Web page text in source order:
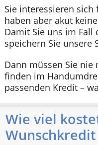
Sie interessieren
haben aber akut
Damit Sie uns im Fall
speichern Sie unsere
Dann müssen Sie nie
finden im
passenden Kredit –
Wie viel